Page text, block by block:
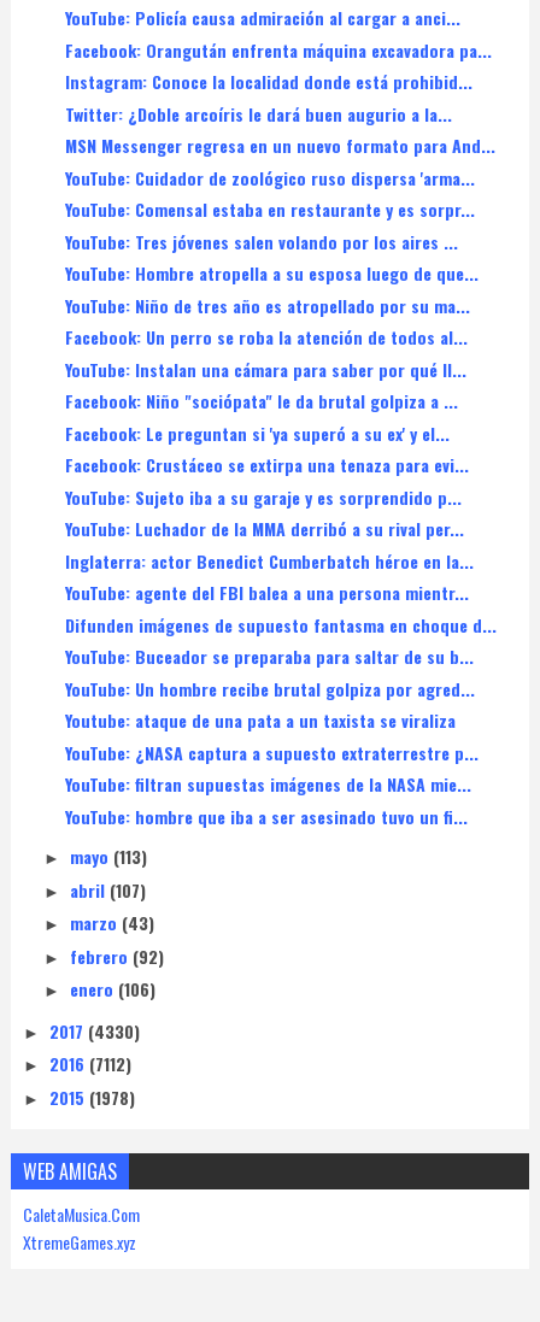
YouTube: Policía causa admiración al cargar a anci...
Facebook: Orangután enfrenta máquina excavadora pa...
Instagram: Conoce la localidad donde está prohibid...
Twitter: ¿Doble arcoíris le dará buen augurio a la...
MSN Messenger regresa en un nuevo formato para And...
YouTube: Cuidador de zoológico ruso dispersa 'arma...
YouTube: Comensal estaba en restaurante y es sorpr...
YouTube: Tres jóvenes salen volando por los aires ...
YouTube: Hombre atropella a su esposa luego de que...
YouTube: Niño de tres año es atropellado por su ma...
Facebook: Un perro se roba la atención de todos al...
YouTube: Instalan una cámara para saber por qué ll...
Facebook: Niño "sociópata" le da brutal golpiza a ...
Facebook: Le preguntan si 'ya superó a su ex' y el...
Facebook: Crustáceo se extirpa una tenaza para evi...
YouTube: Sujeto iba a su garaje y es sorprendido p...
YouTube: Luchador de la MMA derribó a su rival per...
Inglaterra: actor Benedict Cumberbatch héroe en la...
YouTube: agente del FBI balea a una persona mientr...
Difunden imágenes de supuesto fantasma en choque d...
YouTube: Buceador se preparaba para saltar de su b...
YouTube: Un hombre recibe brutal golpiza por agred...
Youtube: ataque de una pata a un taxista se viraliza
YouTube: ¿NASA captura a supuesto extraterrestre p...
YouTube: filtran supuestas imágenes de la NASA mie...
YouTube: hombre que iba a ser asesinado tuvo un fi...
► mayo (113)
► abril (107)
► marzo (43)
► febrero (92)
► enero (106)
► 2017 (4330)
► 2016 (7112)
► 2015 (1978)
WEB AMIGAS
CaletaMusica.Com
XtremeGames.xyz